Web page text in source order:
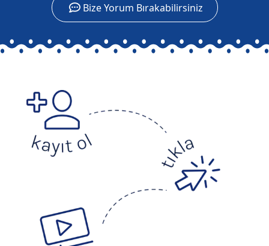
Bize Yorum Bırakabilirsiniz